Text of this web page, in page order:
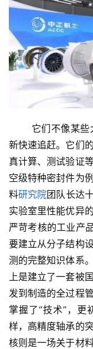
它们不像某些大
新快速追赶。它们
真计算、测试验证
空级特种密封件为
料研究院团队长达
实验室里性能优异
严苛考核的工业产
要建立从分子结构
测的完整知识体系
上是建立了一套被
发到制造的全过程
掌握了“技术”，更
样，高精度轴承的
核则是一场关于材